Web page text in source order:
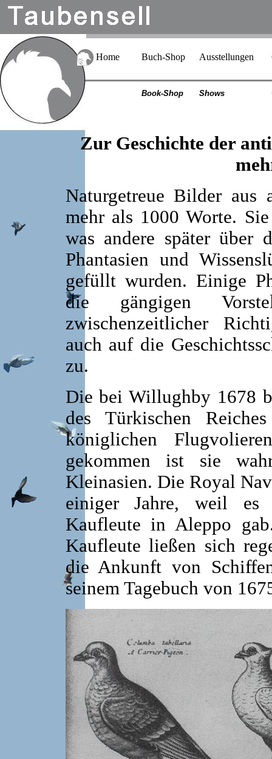
Home Buch-Shop Ausstellungen
Book-Shop Shows
Zur Geschichte der
Naturgetreue Bilder
mehr als 1000 Worte.
was andere später über
Phantasien und
gefüllt wurden. Einige
die gängigen
zwischenzeitlicher
auch auf die
zu.
Die bei Willughby 1678
des Türkischen
königlichen
gekommen ist sie
Kleinasien. Die Royal
einiger Jahre, weil es
Kaufleute in Aleppo
Kaufleute ließen sich
die Ankunft von
seinem Tagebuch von